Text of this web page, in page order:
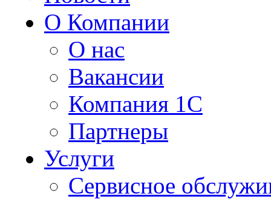
О Компании
О нас
Вакансии
Компания 1С
Партнеры
Услуги
Сервисное